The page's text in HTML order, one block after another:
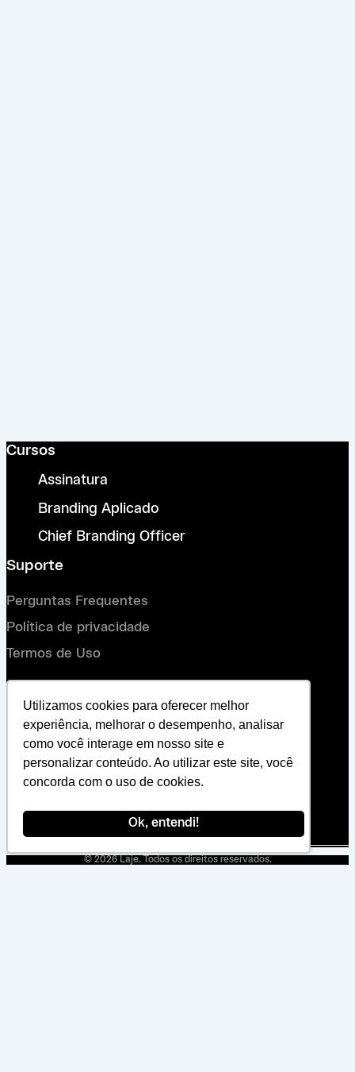
Utilizamos cookies para oferecer melhor
experiência, melhorar o desempenho, analisar
como você interage em nosso site e
personalizar conteúdo. Ao utilizar este site, você
concorda com o uso de cookies.
Ok, entendi!
Cursos
Assinatura
Branding Aplicado
Chief Branding Officer
Suporte
Perguntas Frequentes
Política de privacidade
Termos de Uso
InstagramTi-
linkedin
Ri-
mail-
line
vendas@laje-ac.com.br
sac@laje-ac.com.br
Whatsapp
© 2026 Laje. Todos os direitos reservados.